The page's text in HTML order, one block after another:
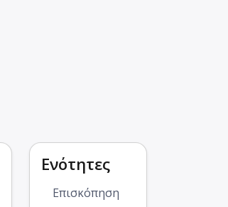
Ενότητες
Επισκόπηση